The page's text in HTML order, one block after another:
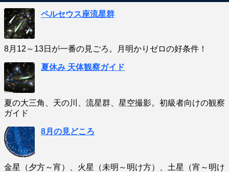
ペルセウス座流星群
8月12～13日が一番の見ごろ。月明かりゼロの好条件！
夏休み 天体観察ガイド
夏の大三角、天の川、流星群、星空撮影。初級者向けの観察
ガイド
8月の見どころ
金星（夕方～宵）、火星（未明～明け方）、土星（宵～明け